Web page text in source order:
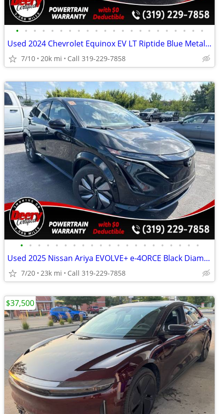
• • • • • • • • • • • • • • • • • • • • • •
Used 2024 Chevrolet Equinox EV LT Riptide Blue Metallic
7/10 20k mi Call 319-229-7858
• • • • • • • • • • • • • • • • • • • • •
Used 2025 Nissan Ariya EVOLVE+ e-4ORCE Black Diamond Pearl
7/20 23k mi Call 319-229-7858
$37,500